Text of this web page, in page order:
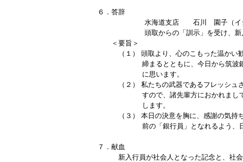
６．答辞
水海道支店 石川 園子（イ
頭取からの「訓示」を受け、
＜要旨＞
（１）
頭取より、心のこもった温かい
締まるとともに、今日から筑波
に思います。
（２）
私たちの武器であるフレッシュ
すので、諸先輩方におかれまし
します。
（３）
本日の決意を胸に、感謝の気持
前の「銀行員」となれるよう、
７．献血
新入行員が社会人となった記念と、社